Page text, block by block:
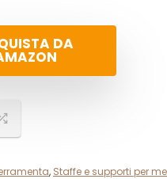
DA
, Staffe e supporti per